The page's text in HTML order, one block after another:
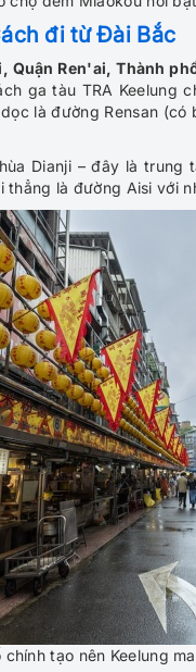
đi từ Đài Bắc
Ren'ai, Thành
ga tàu TRA Keelung
là đường Rensan
Dianji – đây là
là đường Aisi với
chính tạo nên Keelung